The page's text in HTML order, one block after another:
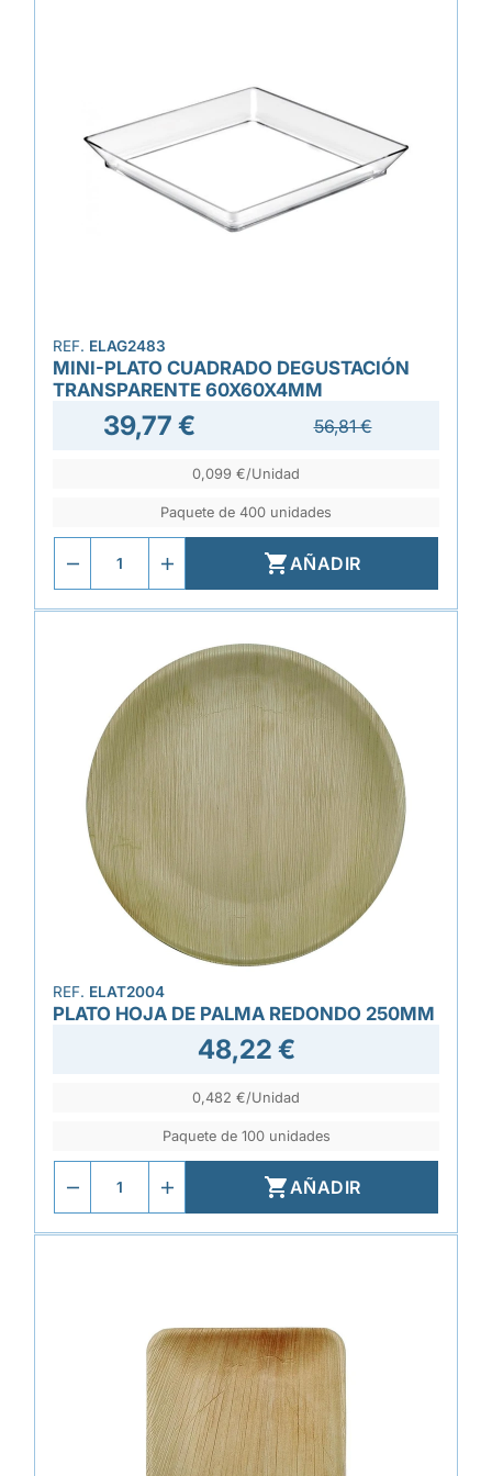
REF. ELAG2483
MINI-PLATO CUADRADO DEGUSTACIÓN
TRANSPARENTE 60X60X4MM
39,77 € 56,81 €
0,099 €/Unidad
Paquete de 400 unidades
AÑADIR
REF. ELAT2004
PLATO HOJA DE PALMA REDONDO 250MM
48,22 €
0,482 €/Unidad
Paquete de 100 unidades
AÑADIR